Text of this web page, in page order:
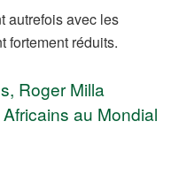
autrefois avec les
fortement réduits.
Roger Milla
au Mondial